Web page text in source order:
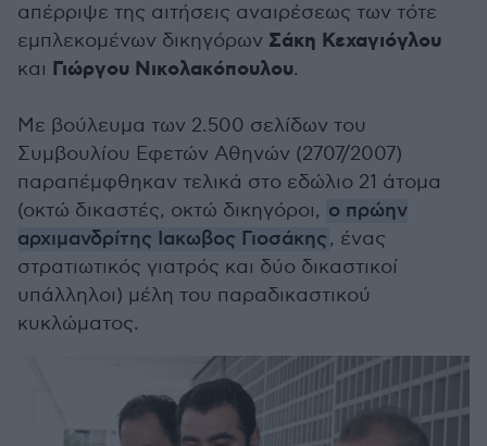
απέρριψε της αιτήσεις αναιρέσεως των τότε
εμπλεκομένων δικηγόρων Σάκη Κεχαγιόγλου
και Γιώργου Νικολακόπουλου.
Με βούλευμα των 2.500 σελίδων του
Συμβουλίου Εφετών Αθηνών (2707/2007)
παραπέμφθηκαν τελικά στο εδώλιο 21 άτομα
(οκτώ δικαστές, οκτώ δικηγόροι, ο πρώην
αρχιμανδρίτης Ιακωβος Γιοσάκης, ένας
στρατιωτικός γιατρός και δύο δικαστικοί
υπάλληλοι) μέλη του παραδικαστικού
κυκλώματος.